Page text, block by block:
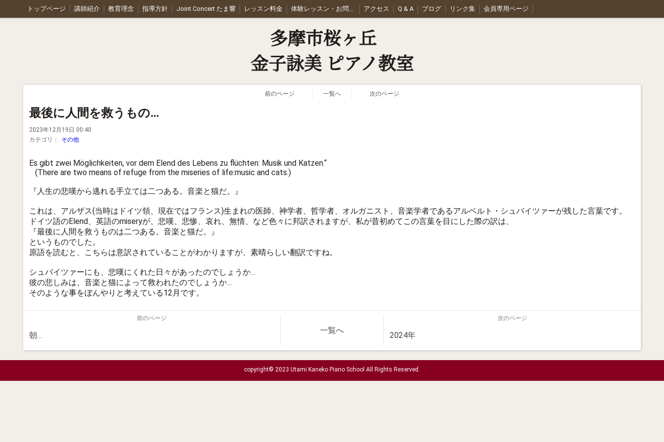
トップページ 講師紹介 教育理念 指導方針 Joint Concert たま響 レッスン料金 体験レッスン・お問合せ アクセス Q & A ブログ リンク集 会員専用ページ
多摩市桜ヶ丘
金子詠美 ピアノ教室
前のページ 一覧へ 次のページ
最後に人間を救うもの…
2023年12月19日 00:40
カテゴリ：
その他
Es gibt zwei Möglichkeiten, vor dem Elend des Lebens zu flüchten: Musik und Katzen.“
(There are two means of refuge from the miseries of life:music and cats.)
『人生の悲嘆から逃れる手立ては二つある。音楽と猫だ。』
これは、アルザス(当時はドイツ領、現在ではフランス)生まれの医師、神学者、哲学者、オルガニスト、音楽学者であるアルベルト・シュバイツァーが残した言葉です。
ドイツ語のElend、英語のmiseryが、悲嘆、悲惨、哀れ、無情、など色々に邦訳されますが、私が昔初めてこの言葉を目にした際の訳は、
『最後に人間を救うものは二つある。音楽と猫だ。』
というものでした。
原語を読むと、こちらは意訳されていることがわかりますが、素晴らしい翻訳ですね。
シュバイツァーにも、悲嘆にくれた日々があったのでしょうか…
彼の悲しみは、音楽と猫によって救われたのでしょうか…
そのような事をぼんやりと考えている12月です。
前のページ
朝…
一覧へ
次のページ
2024年
copyright© 2023 Utami Kaneko Piano School All Rights Reserved.